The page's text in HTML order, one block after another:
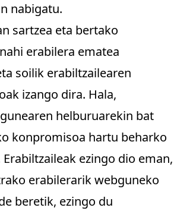
nabigatu.
sartzea eta bertako
erabilera ematea
soilik erabiltzailearen
izango dira. Hala,
helburuarekin bat
konpromisoa hartu beharko
ezingo dio eman,
erabilerarik webguneko
beretik, ezingo du